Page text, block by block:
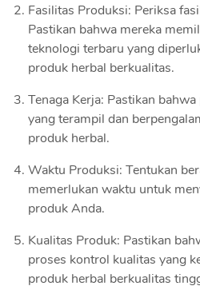
Fasilitas Produksi: Periksa
Pastikan bahwa mereka
teknologi terbaru yang
produk herbal berkualitas.
Tenaga Kerja: Pastikan
yang terampil dan
produk herbal.
Waktu Produksi: Tentukan
memerlukan waktu untuk
produk Anda.
Kualitas Produk: Pastikan
proses kontrol kualitas yang
produk herbal berkualitas